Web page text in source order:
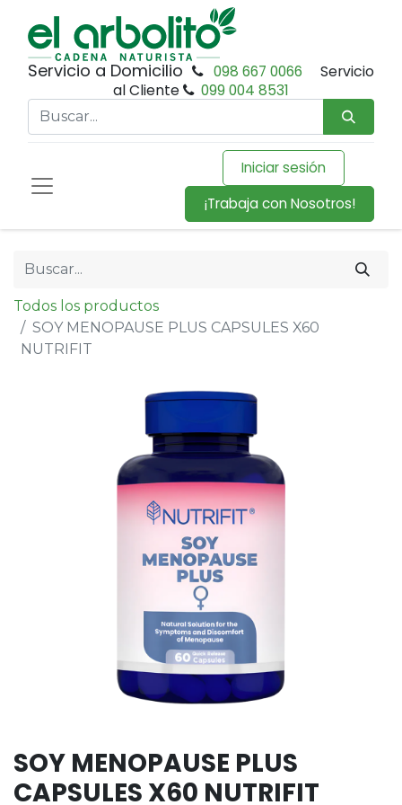
Servicio a Domicilio 098 667 0066
Servicio
al Cliente
099 004 8531
Iniciar sesión
¡Trabaja con Nosotros!
Todos los productos
SOY MENOPAUSE PLUS CAPSULES X60
NUTRIFIT
SOY MENOPAUSE PLUS
CAPSULES X60 NUTRIFIT